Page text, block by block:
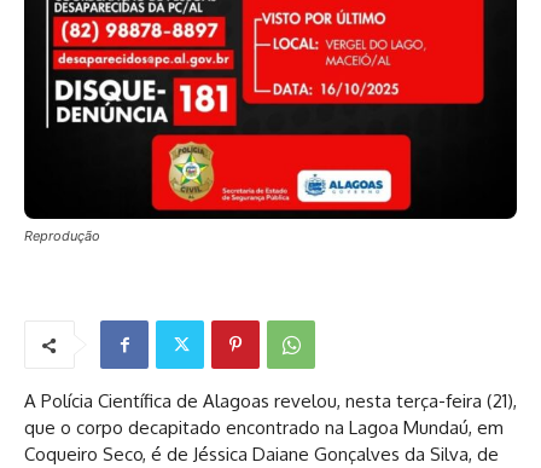
Reprodução
A Polícia Científica de Alagoas revelou, nesta terça-feira (21),
que o corpo decapitado encontrado na Lagoa Mundaú, em
Coqueiro Seco, é de Jéssica Daiane Gonçalves da Silva, de